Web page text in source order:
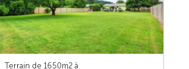
Terrain de 1650m2 à